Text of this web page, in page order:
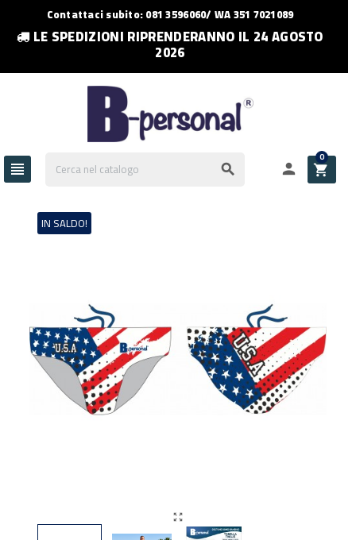
Contattaci subito: 081 3596060/ WA 351 7021089
LE SPEDIZIONI RIPRENDERANNO IL 24 AGOSTO
2026
   
0

IN SALDO!